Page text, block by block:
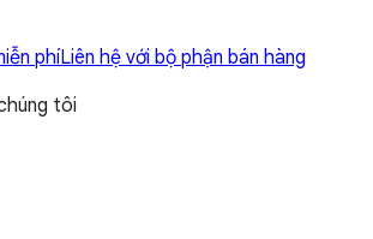
phíLiên hệ với bộ phận bán hàng
tôi